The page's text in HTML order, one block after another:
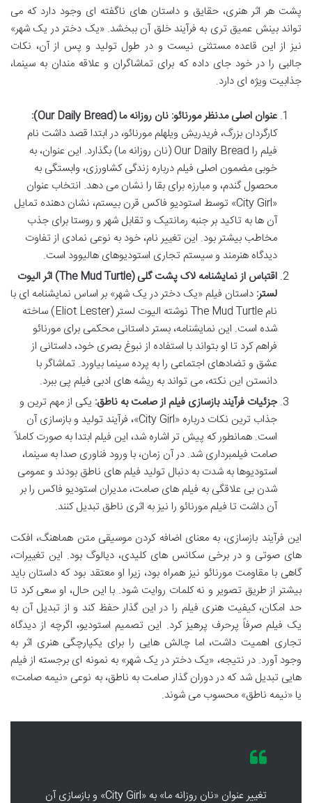
پشت هر اثر هنری، حقایق و داستان های ناگفته ای وجود دارد که می
تواند بینش عمیق تری به فرآیند خلق آن ببخشد. «یک دختر در یک شهر»
نیز از این قاعده مستثنی نیست و در طول تولید و پس از آن، نکات
جالبی را در خود جای داده که برای تماشاگران و علاقه مندان به سینما،
جذابیت ویژه ای دارد.
عنوان اصلی مدنظر مورنائو: نان روزانه ما (Our Daily Bread):
کارگردان بزرگ، فریدریش ویلهلم مورنائو، در ابتدا قصد داشت نام
فیلم را Our Daily Bread (نان روزانه ما) بگذارد. این عنوان، به
خوبی مضمون اصلی فیلم درباره زندگی کشاورزی، وابستگی به
محصول گندم، و مبارزه برای بقا را نشان می دهد. انتخاب عنوان
«City Girl» توسط استودیو فاکس قرن بیستم، نشان دهنده تمایل
آن ها به تاکید بر جنبه رمانتیک و تقابل شهر و روستا برای جذب
مخاطب بیشتر بود. این تغییر نام، خود به نوعی نمادی از تفاوت
دیدگاه هنرمند و سیستم تجاری استودیوهای هالیوود است.
اقتباس از نمایشنامه لاک پشت گلی (The Mud Turtle) اثر الیوت
لستر: داستان فیلم «یک دختر در یک شهر» بر اساس نمایشنامه ای با
نام The Mud Turtle نوشته الیوت لستر (Eliot Lester) ساخته
شده است. این نمایشنامه، بستر داستانی محکمی برای مورنائو
فراهم کرد تا او بتواند با استفاده از نبوغ بصری خود، داستانی از
عشق و تضادهای اجتماعی را به پرده سینما بیاورد. تماشاگر با
دانستن این نکته، می تواند به ریشه های ادبی فیلم پی ببرد.
جزئیات فرآیند بازسازی فیلم از صامت به ناطق: یکی از مهم ترین و
جذاب ترین نکات درباره «City Girl»، فرآیند تولید و بازسازی آن
است. همانطور که پیش تر اشاره شد، این فیلم ابتدا به صورت کاملاً
صامت فیلمبرداری شد. در آن زمان، با ورود فناوری صدا به سینما،
استودیوها به شدت به دنبال تولید فیلم های ناطق بودند و عمومی
شدن بی علاقگی به فیلم های صامت، مدیران استودیو فاکس را بر
آن داشت تا فیلم مورنائو را نیز به اثری ناطق تبدیل کنند.
این فرآیند بازسازی، به معنای اضافه کردن موسیقی متن هماهنگ، افکت
های صوتی و در برخی سکانس های کلیدی، دیالوگ بود. این تغییرات،
گاهی با مقاومت مورنائو نیز همراه بود، زیرا او معتقد بود که داستان باید
بیشتر از طریق تصویر و نه کلمات روایت شود. با این حال، او سعی کرد تا
حد امکان، کیفیت هنری فیلم را در این گذار حفظ کند و از تبدیل آن به
یک فیلم صرفاً پرحرف پرهیز کرد. این تصمیم استودیو، اگرچه از دیدگاه
تجاری اهمیت داشت، اما چالش هایی را برای یکپارچگی هنری اثر به
وجود آورد. در نتیجه، «یک دختر در یک شهر» به نمونه ای برجسته از فیلم
هایی تبدیل شد که در دوران گذار صامت به ناطق، به نوعی «نیمه صامت»
یا «نیمه ناطق» محسوب می شوند.
تغییر عنوان «نان روزانه ما» به «City Girl» و بازسازی آن